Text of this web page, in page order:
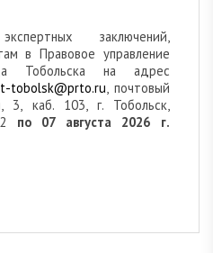
заключений,
в Правовое управление
Тобольска на адрес
tobolsk@prto.ru, почтовый
3, каб. 103, г. Тобольск,
по 07 августа 2026 г.